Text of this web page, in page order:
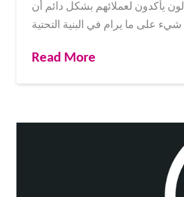
يأكدون لعملائهم بشكل دائم أن
Read More